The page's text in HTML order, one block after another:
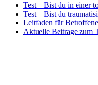
Test – Bist du in einer
Test – Bist du
Leitfaden für Betroffene
Aktuelle Beitrage zum